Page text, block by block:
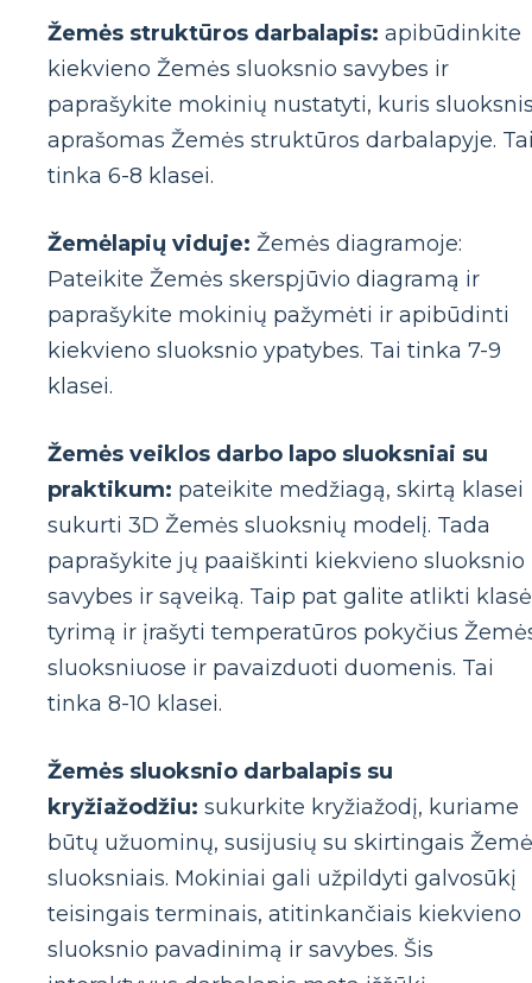
Žemės struktūros darbalapis: apibūdinkite
kiekvieno Žemės sluoksnio savybes ir
paprašykite mokinių nustatyti, kuris
aprašomas Žemės struktūros darbalapyje.
tinka 6-8 klasei.
Žemėlapių viduje: Žemės diagramoje:
Pateikite Žemės skerspjūvio diagramą ir
paprašykite mokinių pažymėti ir apibūdinti
kiekvieno sluoksnio ypatybes. Tai tinka 7-9
klasei.
Žemės veiklos darbo lapo sluoksniai su
praktikum: pateikite medžiagą, skirtą klasei
sukurti 3D Žemės sluoksnių modelį. Tada
paprašykite jų paaiškinti kiekvieno sluoksnio
savybes ir sąveiką. Taip pat galite atlikti
tyrimą ir įrašyti temperatūros pokyčius
sluoksniuose ir pavaizduoti duomenis. Tai
tinka 8-10 klasei.
Žemės sluoksnio darbalapis su
kryžiažodžiu: sukurkite kryžiažodį, kuriame
būtų užuominų, susijusių su skirtingais
sluoksniais. Mokiniai gali užpildyti galvosūkį
teisingais terminais, atitinkančiais kiekvieno
sluoksnio pavadinimą ir savybes. Šis